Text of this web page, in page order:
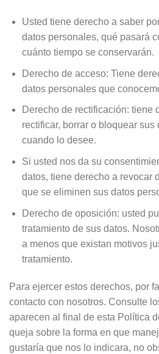
Usted tiene derecho a saber
datos personales, qué pasará
cuánto tiempo se conservarán.
Derecho de acceso: Tiene
datos personales que
Derecho de rectificación: tiene
rectificar, borrar o bloquear sus
cuando lo desee.
Si usted nos da su
datos, tiene derecho a revocar
que se eliminen sus datos
Derecho de oposición: usted
tratamiento de sus datos.
a menos que existan motivos
tratamiento.
Para ejercer estos derechos, por
contacto con nosotros. Consulte
aparecen al final de esta Política
queja sobre la forma en que
gustaría que nos lo indicara, no